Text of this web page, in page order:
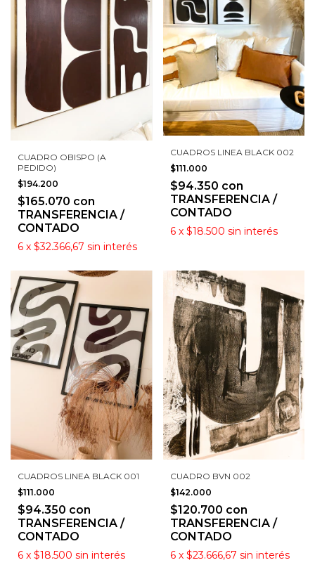
CUADRO OBISPO (A
PEDIDO)
$194.200
$165.070 con
TRANSFERENCIA /
CONTADO
6 x $32.366,67 sin interés
CUADROS LINEA BLACK 002
$111.000
$94.350 con
TRANSFERENCIA /
CONTADO
6 x $18.500 sin interés
CUADROS LINEA BLACK 001
$111.000
$94.350 con
TRANSFERENCIA /
CONTADO
6 x $18.500 sin interés
CUADRO BVN 002
$142.000
$120.700 con
TRANSFERENCIA /
CONTADO
6 x $23.666,67 sin interés